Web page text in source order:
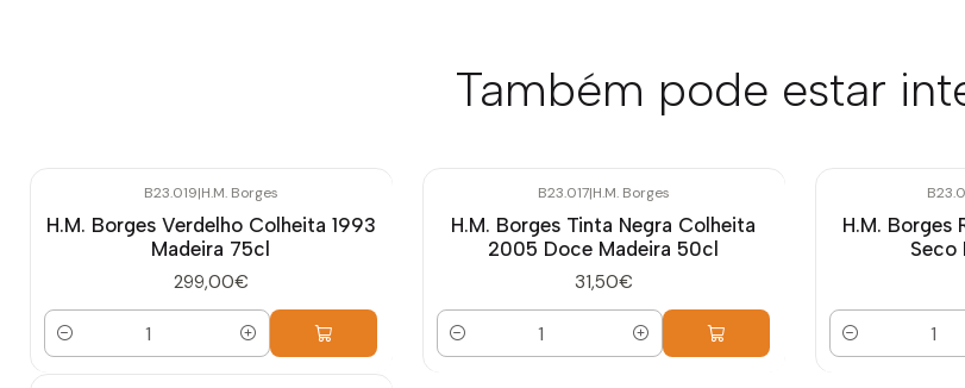
Também pode estar
B23.019|H.M. Borges
H.M. Borges Verdelho Colheita 1993
Madeira 75cl
299,00€
Quantidade
B23.017|H.M. Borges
H.M. Borges Tinta Negra Colheita
2005 Doce Madeira 50cl
31,50€
Quantidade
H.M. Borges
Seco
Quantidade